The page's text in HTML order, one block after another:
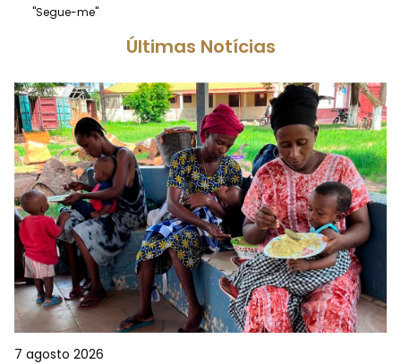
"Segue-me"
Últimas Notícias
7 agosto 2026